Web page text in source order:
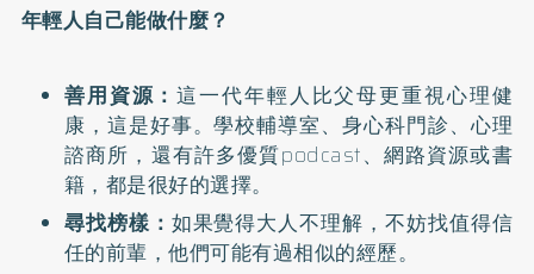
年輕人自己能做什麼？
善用資源：這一代年輕人比父母更重視心理健
康，這是好事。學校輔導室、身心科門診、心理
諮商所，還有許多優質podcast、網路資源或書
籍，都是很好的選擇。
尋找榜樣： 如果覺得大人不理解，不妨找值得信
任的前輩，他們可能有過相似的經歷。